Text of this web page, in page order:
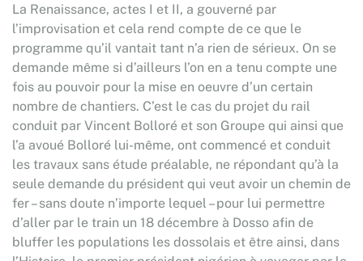
La Renaissance, actes I et II, a gouverné par
l’improvisation et cela rend compte de ce que le
programme qu’il vantait tant n’a rien de sérieux. On se
demande même si d’ailleurs l’on en a tenu compte une
fois au pouvoir pour la mise en oeuvre d’un certain
nombre de chantiers. C’est le cas du projet du rail
conduit par Vincent Bolloré et son Groupe qui ainsi que
l’a avoué Bolloré lui-même, ont commencé et conduit
les travaux sans étude préalable, ne répondant qu’à la
seule demande du président qui veut avoir un chemin de
fer – sans doute n’importe lequel – pour lui permettre
d’aller par le train un 18 décembre à Dosso afin de
bluffer les populations les dossolais et être ainsi, dans